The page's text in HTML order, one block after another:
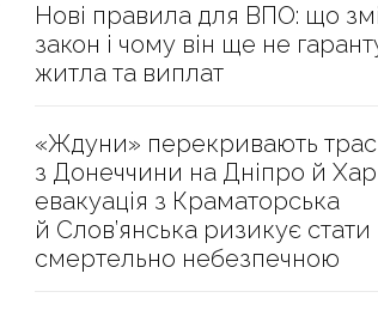
Нові правила для ВПО: що
закон і чому він ще не
житла та виплат
«Ждуни» перекривають
з Донеччини на Дніпро й
евакуація з Краматорська
й Слов’янська ризикує стати
смертельно небезпечною